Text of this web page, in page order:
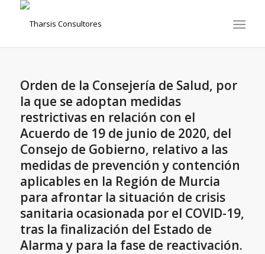
Orden de la Consejería de Salud, por
la que se adoptan medidas
restrictivas en relación con el
Acuerdo de 19 de junio de 2020, del
Consejo de Gobierno, relativo a las
medidas de prevención y contención
aplicables en la Región de Murcia
para afrontar la situación de crisis
sanitaria ocasionada por el COVID-19,
tras la finalización del Estado de
Alarma y para la fase de reactivación.